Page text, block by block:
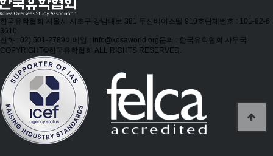
한국유학협회 서울시 서초구 강남대로 381 두산베어스텔 910호 단체번호 : 101-82-6
3610
전화 : 02) 501-2789이메일 : info@kosaworld.org문의 : 한국유학협회 사무국
COPYRIGHT©한국유학협회 ALL RIGHTS RESERVED.